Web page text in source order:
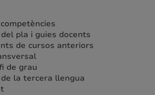
pla i guies docents
de cursos anteriors
de grau
la tercera llengua